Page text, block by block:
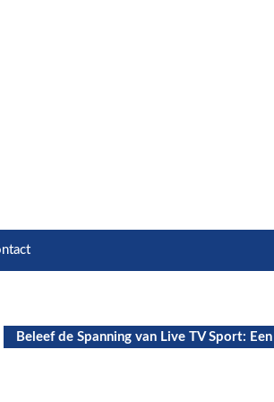
Beleef de Spanning van Live TV Sport: